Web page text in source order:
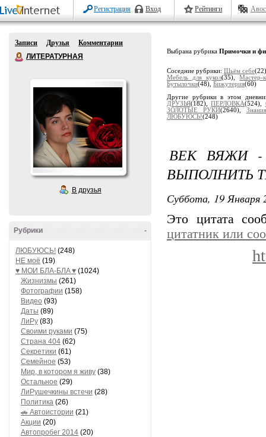
Регистрация Вход Рейтинги
Записи Друзья
Комментарии
ЛИТЕРАТУРНАЯ
В друзья
-
Рубрики
ЛЮБУЮСЬ! (248)
НЕ моё (19)
♥ МОИ БЛA-БЛA ♥ (1024)
Жизнизмы (261)
Фотографии (158)
Видео (93)
Даты (89)
ЛиРу (83)
Своими руками (75)
Страна 404 (62)
Секретики (61)
Семейное (53)
Мир, в котором я живу (38)
Остальное (29)
ЛиРушечкины встечи (28)
Политика (26)
🚗 Автоистории (21)
Акции (20)
Автопробег 2014 (20)
Выбрана рубрика Примочки и
Соседние рубрики: Шьём себе
Мебель для кукол(35),Мастер-
Бутылочки(48), Бижутерия(60)
Другие рубрики в этом
ДРУЗЬЯ(182),ПЕРЛОВКА(524),
ЗОЛОТЫЕ РУКИ(2640), Знания
ЛЮБУЮСЬ!(248)
ВЕК ВЯЖИ -
ВЫПОЛНИТЬ
Суббота, 19 Января
Это цитата
цитатник или